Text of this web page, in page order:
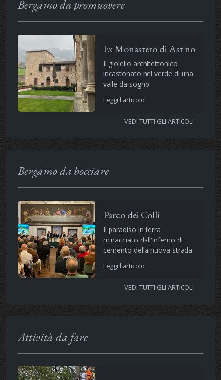
Bergamo da promuovere
Ex Monastero di Astino
Il gioiello architettonico
incastonato nel verde di una
valle da sogno
Leggi l'articolo
VEDI TUTTI GLI ARTICOLI
Bergamo da bocciare
Parco dei Colli
Il paradiso in terra
minacciato dall'inferno di
cemento della nuova strada
Leggi l'articolo
VEDI TUTTI GLI ARTICOLI
Attività da fare